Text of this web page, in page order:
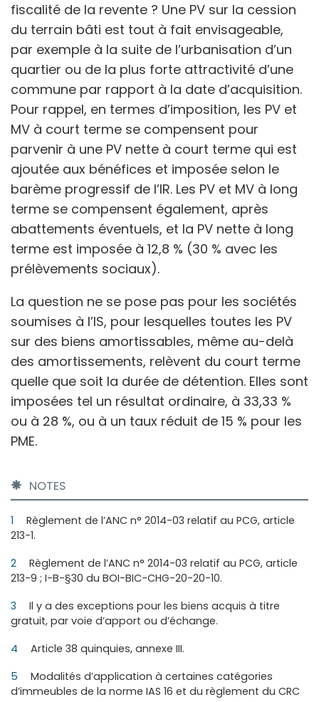
fiscalité de la revente ? Une PV sur la cession
du terrain bâti est tout à fait envisageable,
par exemple à la suite de l’urbanisation d’un
quartier ou de la plus forte attractivité d’une
commune par rapport à la date d’acquisition.
Pour rappel, en termes d’imposition, les PV et
MV à court terme se compensent pour
parvenir à une PV nette à court terme qui est
ajoutée aux bénéfices et imposée selon le
barème progressif de l’IR. Les PV et MV à long
terme se compensent également, après
abattements éventuels, et la PV nette à long
terme est imposée à 12,8 % (30 % avec les
prélèvements sociaux).
La question ne se pose pas pour les sociétés
soumises à l’IS, pour lesquelles toutes les PV
sur des biens amortissables, même au-delà
des amortissements, relèvent du court terme
quelle que soit la durée de détention. Elles sont
imposées tel un résultat ordinaire, à 33,33 %
ou à 28 %, ou à un taux réduit de 15 % pour les
PME.
NOTES
1
Règlement de l’ANC n° 2014-03 relatif au PCG, article
213-1.
2
Règlement de l’ANC n° 2014-03 relatif au PCG, article
213-9 ; I-B-§30 du BOI-BIC-CHG-20-20-10.
3
Il y a des exceptions pour les biens acquis à titre
gratuit, par voie d’apport ou d’échange.
4
Article 38 quinquies, annexe III.
5
Modalités d’application à certaines catégories
d’immeubles de la norme IAS 16 et du règlement du CRC